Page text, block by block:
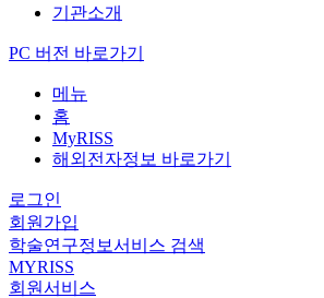
기관소개
PC 버전 바로가기
메뉴
홈
MyRISS
해외전자정보 바로가기
로그인
회원가입
학술연구정보서비스 검색
MYRISS
회원서비스